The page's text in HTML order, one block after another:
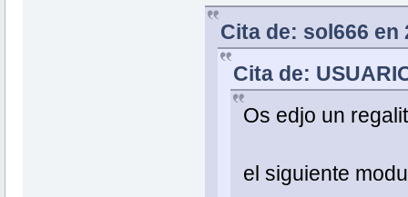
Cita de: sol666 en
Cita de:
Os edjo un
el siguiente